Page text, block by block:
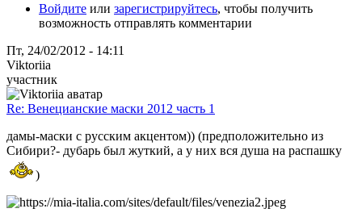
Войдите или зарегистрируйтесь, чтобы получить
возможность отправлять комментарии
Пт, 24/02/2012 - 14:11
Viktoriia
участник
Re: Венецианские маски 2012 часть 1
дамы-маски с русским акцентом)) (предположительно из
Сибири?- дубарь был жуткий, а у них вся душа на распашку
)